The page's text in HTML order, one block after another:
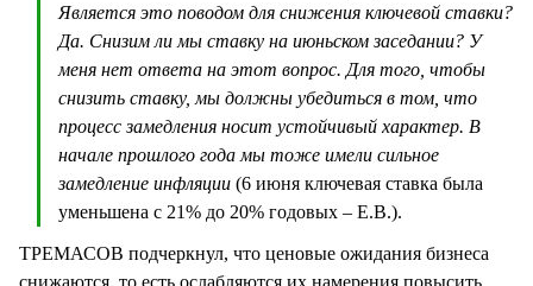
Является это поводом для снижения ключевой ставки?
Да. Снизим ли мы ставку на июньском заседании? У
меня нет ответа на этот вопрос. Для того, чтобы
снизить ставку, мы должны убедиться в том, что
процесс замедления носит устойчивый характер. В
начале прошлого года мы тоже имели сильное
замедление инфляции (6 июня ключевая ставка была
уменьшена с 21% до 20% годовых – Е.В.).
ТРЕМАСОВ подчеркнул, что ценовые ожидания бизнеса
снижаются, то есть ослабляются их намерения повысить